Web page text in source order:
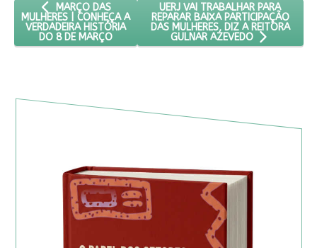
ARTIGO ANTERIOR: MARÇO DAS MULHERES | CONHEÇA A
MARÇO DAS
MULHERES | CONHEÇA A
VERDADEIRA HISTÓRIA
DO 8 DE MARÇO
PRÓXIMO ARTIGO: UERJ VAI
UERJ VAI TRABALHAR PARA
REPARAR BAIXA PARTICIPAÇÃO
DAS MULHERES, DIZ A REITORA
GULNAR AZEVEDO